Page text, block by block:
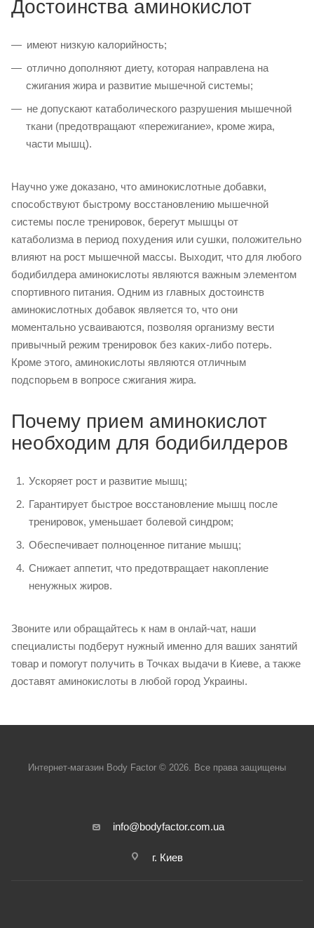
Достоинства аминокислот
имеют низкую калорийность;
отлично дополняют диету, которая направлена на
сжигания жира и развитие мышечной системы;
не допускают катаболического разрушения мышечной
ткани (предотвращают «пережигание», кроме жира,
части мышц).
Научно уже доказано, что аминокислотные добавки,
способствуют быстрому восстановлению мышечной
системы после тренировок, берегут мышцы от
катаболизма в период похудения или сушки, положительно
влияют на рост мышечной массы. Выходит, что для любого
бодибилдера аминокислоты являются важным элементом
спортивного питания. Одним из главных достоинств
аминокислотных добавок является то, что они
моментально усваиваются, позволяя организму вести
привычный режим тренировок без каких-либо потерь.
Кроме этого, аминокислоты являются отличным
подспорьем в вопросе сжигания жира.
Почему прием аминокислот
необходим для бодибилдеров
Ускоряет рост и развитие мышц;
Гарантирует быстрое восстановление мышц после
тренировок, уменьшает болевой синдром;
Обеспечивает полноценное питание мышц;
Снижает аппетит, что предотвращает накопление
ненужных жиров.
Звоните или обращайтесь к нам в онлай-чат, наши
специалисты подберут нужный именно для ваших занятий
товар и помогут получить в Точках выдачи в Киеве, а также
доставят аминокислоты в любой город Украины.
Интернет-магазин Body Factor © 2026. Все права защищены
info@bodyfactor.com.ua
г. Киев